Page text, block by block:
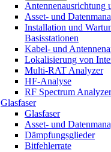
Antennenausrichtung
Asset- und
Installation und
Basisstationen
Kabel- und
Lokalisierung von
Multi-RAT Analyzer
HF-Analyse
RF Spectrum
Glasfaser
Glasfaser
Asset- und
Dämpfungsglieder
Bitfehlerrate